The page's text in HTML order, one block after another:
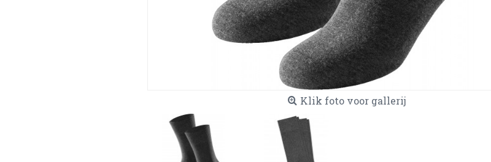
Klik foto voor gallerij